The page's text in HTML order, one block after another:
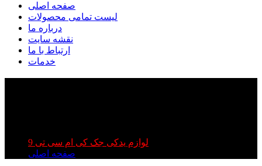
صفحه اصلی
لیست تمامی محصولات
درباره ما
نقشه سایت
ارتباط با ما
خدمات
لوازم یدکی جک کی ام سی تی 9
صفحه اصلی